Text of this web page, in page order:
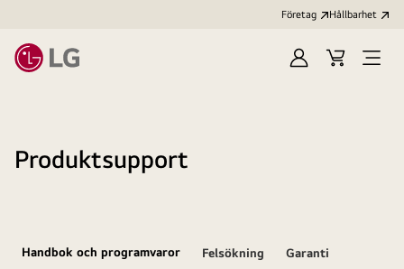
Företag Hållbarhet
LoggaKundvagn
Produktsupport
Handbok och programvaror Felsökning Garanti